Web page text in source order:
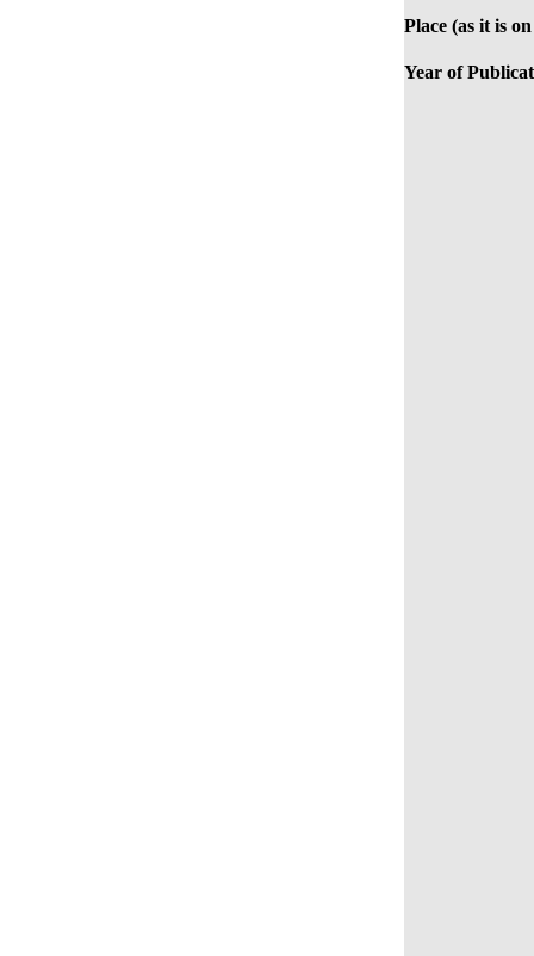
Place (as it is
Year of